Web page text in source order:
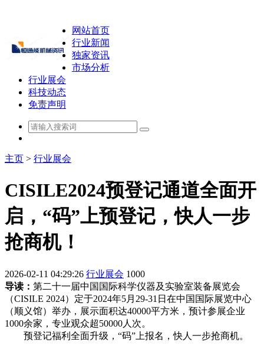
网站首页
行业新闻
独家资讯
市场分析
行业展会
科技动态
免责声明
主页 > 行业展会
CISILE2024预登记通道全面开
启，“码”上预登记，快人一步
抢商机！
2026-02-11 04:29:26 行业展会 1000
导读： 第二十一届中国国际科学仪器及实验室装备展览会
（CISILE 2024）定于2024年5月29-31日在中国国际展览中心
（顺义馆）举办，展示面积达40000平方米，预计参展企业
1000余家，专业观众超50000人次。
预登记福利全面升级，“码”上报名，快人一步抢商机。